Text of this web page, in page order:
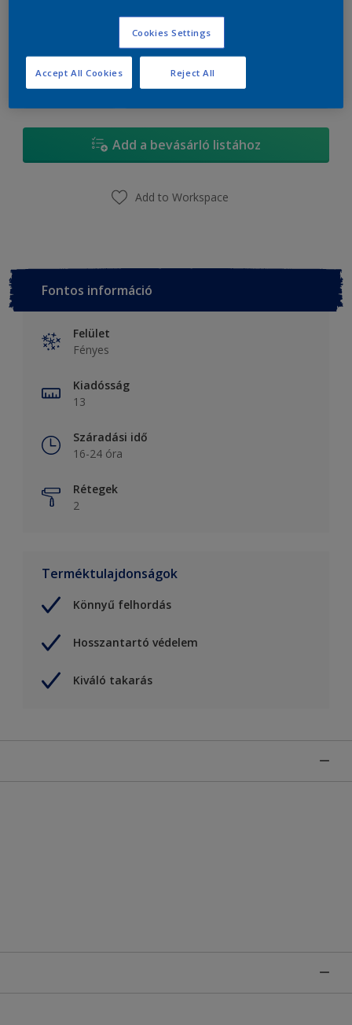
0.7 liter
mennyiség Festékalkulátor
Kiszámít
Add a bevásárló listához
Add to Workspace
Fontos információ
Felület
Fényes
Kiadósság
13
Száradási idő
16-24 óra
Rétegek
2
Terméktulajdonságok
Könnyű felhordás
Hosszantartó védelem
Kiváló takarás
Cookies Settings
Reject All
Accept All Cookies